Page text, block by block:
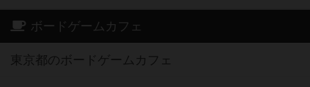
ボードゲームカフェ
東京都のボードゲームカフェ